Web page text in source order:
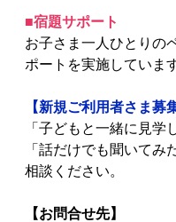
■宿題サポート
お子さま一人ひとりの
ポートを実施していま
【新規ご利用者さま募
「子どもと一緒に見学
「話だけでも聞いて
相談ください。
【お問合せ先】